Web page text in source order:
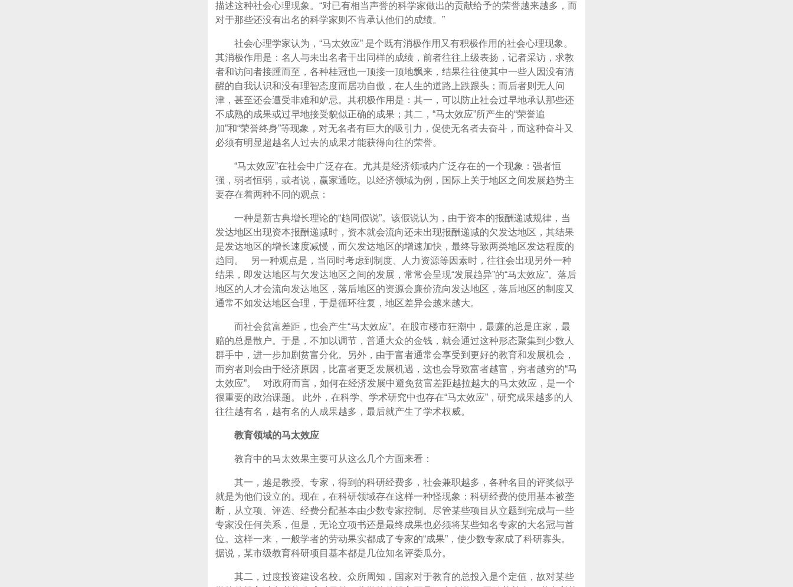
描述这种社会心理现象。“对已有相当声誉的科学家做出的贡献给予的荣誉越来越多，而
对于那些还没有出名的科学家则不肯承认他们的成绩。”
社会心理学家认为，“马太效应” 是个既有消极作用又有积极作用的社会心理现象。
其消极作用是：名人与未出名者干出同样的成绩，前者往往上级表扬，记者采访，求教
者和访问者接踵而至，各种桂冠也一顶接一顶地飘来，结果往往使其中一些人因没有清
醒的自我认识和没有理智态度而居功自傲，在人生的道路上跌跟头；而后者则无人问
津，甚至还会遭受非难和妒忌。其积极作用是：其一，可以防止社会过早地承认那些还
不成熟的成果或过早地接受貌似正确的成果；其二，“马太效应”所产生的“荣誉追
加”和“荣誉终身”等现象，对无名者有巨大的吸引力，促使无名者去奋斗，而这种奋斗又
必须有明显超越名人过去的成果才能获得向往的荣誉。
“马太效应”在社会中广泛存在。尤其是经济领域内广泛存在的一个现象：强者恒
强，弱者恒弱，或者说，赢家通吃。以经济领域为例，国际上关于地区之间发展趋势主
要存在着两种不同的观点：
一种是新古典增长理论的“趋同假说”。该假说认为，由于资本的报酬递减规律，当
发达地区出现资本报酬递减时，资本就会流向还未出现报酬递减的欠发达地区，其结果
是发达地区的增长速度减慢，而欠发达地区的增速加快，最终导致两类地区发达程度的
趋同。 另一种观点是，当同时考虑到制度、人力资源等因素时，往往会出现另外一种
结果，即发达地区与欠发达地区之间的发展，常常会呈现“发展趋异”的“马太效应”。落后
地区的人才会流向发达地区，落后地区的资源会廉价流向发达地区，落后地区的制度又
通常不如发达地区合理，于是循环往复，地区差异会越来越大。
而社会贫富差距，也会产生“马太效应”。在股市楼市狂潮中，最赚的总是庄家，最
赔的总是散户。于是，不加以调节，普通大众的金钱，就会通过这种形态聚集到少数人
群手中，进一步加剧贫富分化。另外，由于富者通常会享受到更好的教育和发展机会，
而穷者则会由于经济原因，比富者更乏发展机遇，这也会导致富者越富，穷者越穷的“马
太效应”。 对政府而言，如何在经济发展中避免贫富差距越拉越大的马太效应，是一个
很重要的政治课题。 此外，在科学、学术研究中也存在“马太效应”，研究成果越多的人
往往越有名，越有名的人成果越多，最后就产生了学术权威。
教育领域的马太效应
教育中的马太效果主要可从这么几个方面来看：
其一，越是教授、专家，得到的科研经费多，社会兼职越多，各种名目的评奖似乎
就是为他们设立的。现在，在科研领域存在这样一种怪现象：科研经费的使用基本被垄
断，从立项、评选、经费分配基本由少数专家控制。尽管某些项目从立题到完成与一些
专家没任何关系，但是，无论立项书还是最终成果也必须将某些知名专家的大名冠与首
位。这样一来，一般学者的劳动果实都成了专家的“成果”，使少数专家成了科研寡头。
据说，某市级教育科研项目基本都是几位知名评委瓜分。
其二，过度投资建设名校。众所周知，国家对于教育的总投入是个定值，故对某些